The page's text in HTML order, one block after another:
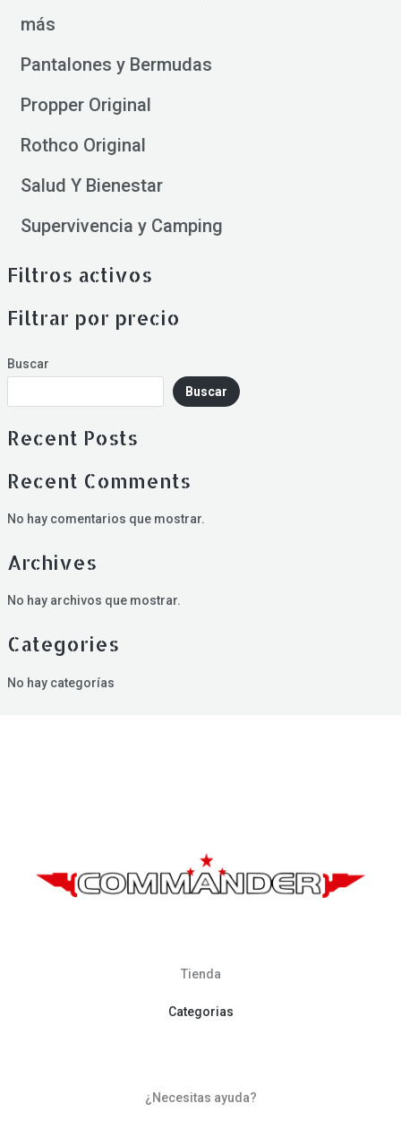
más
Pantalones y Bermudas
Propper Original
Rothco Original
Salud Y Bienestar
Supervivencia y Camping
Filtros activos
Filtrar por precio
Buscar
Buscar
Recent Posts
Recent Comments
No hay comentarios que mostrar.
Archives
No hay archivos que mostrar.
Categories
No hay categorías
Tienda
Categorias
¿Necesitas ayuda?